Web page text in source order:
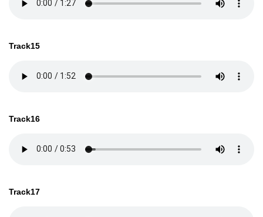
Track15
Track16
Track17